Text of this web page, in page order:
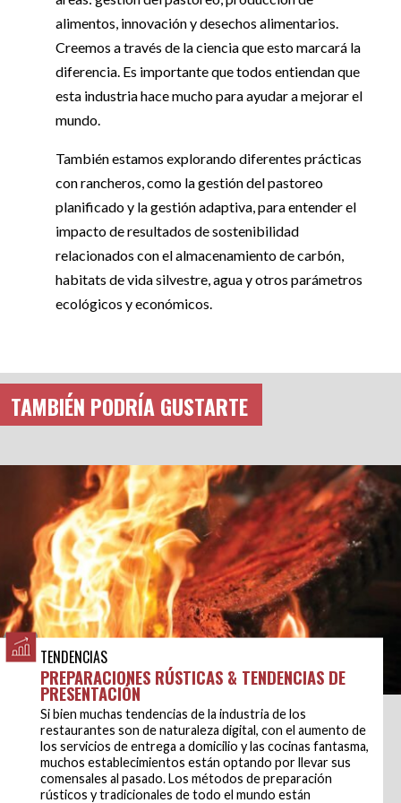
alimentos, innovación y desechos alimentarios.
Creemos a través de la ciencia que esto marcará la
diferencia. Es importante que todos entiendan que
esta industria hace mucho para ayudar a mejorar el
mundo.
También estamos explorando diferentes prácticas
con rancheros, como la gestión del pastoreo
planificado y la gestión adaptiva, para entender el
impacto de resultados de sostenibilidad
relacionados con el almacenamiento de carbón,
habitats de vida silvestre, agua y otros parámetros
ecológicos y económicos.
TAMBIÉN PODRÍA GUSTARTE
TENDENCIAS
PREPARACIONES RÚSTICAS & TENDENCIAS DE
PRESENTACIÓN
Si bien muchas tendencias de la industria de los
restaurantes son de naturaleza digital, con el aumento de
los servicios de entrega a domicilio y las cocinas fantasma,
muchos establecimientos están optando por llevar sus
comensales al pasado. Los métodos de preparación
rústicos y tradicionales de todo el mundo están